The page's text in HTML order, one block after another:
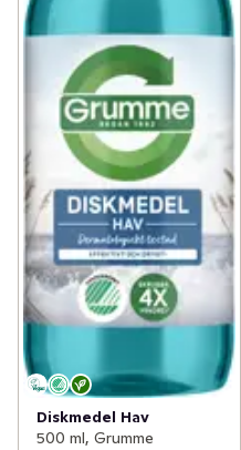
Diskmedel Hav
500 ml, Grumme